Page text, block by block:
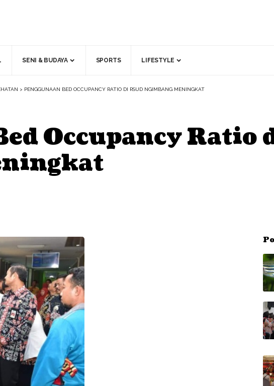
SENI & BUDAYA SPORTS LIFESTYLE
> PENGGUNAAN BED OCCUPANCY RATIO DI RSUD NGIMBANG MENINGKAT
Occupancy Ratio